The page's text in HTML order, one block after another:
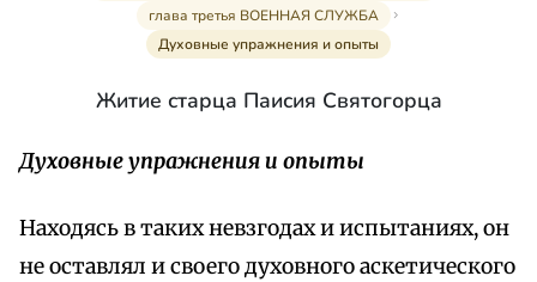
глава третья ВОЕННАЯ СЛУЖБА
Духовные упражнения и опыты
Житие старца Паисия Святогорца
Духовные упражнения и опыты
Находясь в таких невзгодах и испытаниях, он
не оставлял и своего духовного аскетического